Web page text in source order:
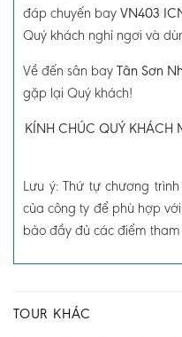
đáp chuyến bay VN403
Quý khách nghỉ ngơi và
Về đến sân bay Tân Sơn
gặp lại Quý khách!
KÍNH CHÚC QUÝ KHÁCH
Lưu ý: Thứ tự chương
của công ty để phù hợp
bảo đầy đủ các điểm
TOUR KHÁC